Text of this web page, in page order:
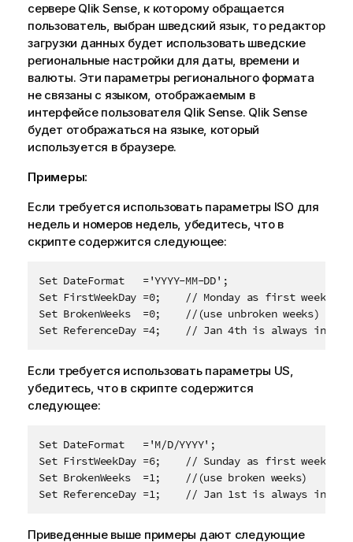
сервере Qlik Sense, к которому обращается
пользователь, выбран шведский язык, то редактор
загрузки данных будет использовать шведские
региональные настройки для даты, времени и
валюты. Эти параметры регионального формата
не связаны с языком, отображаемым в
интерфейсе пользователя Qlik Sense. Qlik Sense
будет отображаться на языке, который
используется в браузере.
Примеры:
Если требуется использовать параметры ISO для
недель и номеров недель, убедитесь, что в
скрипте содержится следующее:
Set DateFormat   ='YYYY-MM-DD';
Set FirstWeekDay =0;    // Monday as first week day
Set BrokenWeeks  =0;    //(use unbroken weeks)
Set ReferenceDay =4;    // Jan 4th is always in
Если требуется использовать параметры US,
убедитесь, что в скрипте содержится
следующее:
Set DateFormat   ='M/D/YYYY';
Set FirstWeekDay =6;    // Sunday as first week day
Set BrokenWeeks  =1;    //(use broken weeks)
Set ReferenceDay =1;    // Jan 1st is always in
Приведенные выше примеры дают следующие